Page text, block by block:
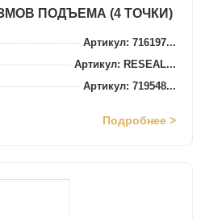
ПОДЪЕМА (4 ТОЧКИ)
Артикул: 716197...
Артикул: RESEAL...
Артикул: 719548...
Подробнее >